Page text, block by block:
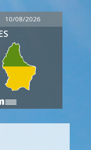
10/08/2026